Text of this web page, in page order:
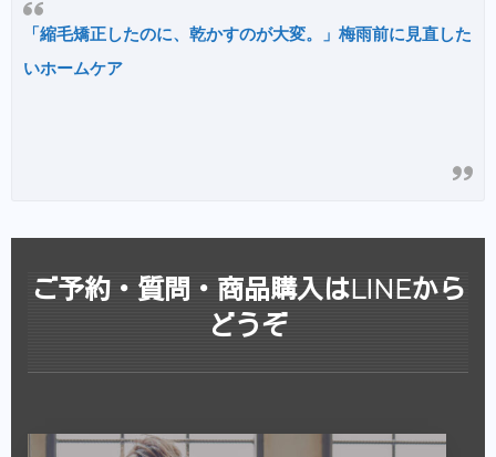
「縮毛矯正したのに、乾かすのが大変。」梅雨前に見直した
いホームケア
ご予約・質問・商品購入はLINEから
どうぞ